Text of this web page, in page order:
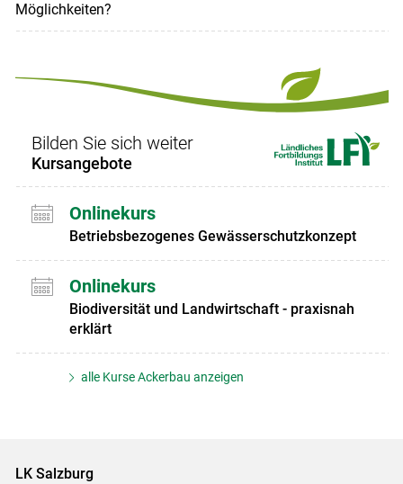
Möglichkeiten?
Bilden Sie sich weiter
Kursangebote
Onlinekurs
Betriebsbezogenes Gewässerschutzkonzept
Onlinekurs
Biodiversität und Landwirtschaft - praxisnah
erklärt
alle Kurse Ackerbau anzeigen
LK Salzburg